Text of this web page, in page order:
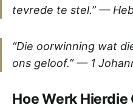
tevrede te stel.” —
“Die oorwinning wat
ons geloof.” — 1
Hoe Werk